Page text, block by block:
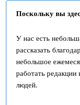
Поскольку вы
У нас есть
рассказать
небольшое
работать
людей.